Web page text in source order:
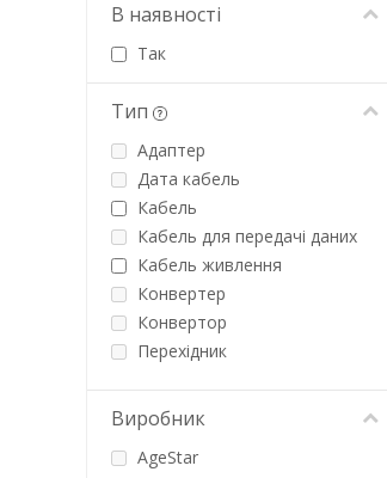
В наявності
Так
Тип
Адаптер
Дата кабель
Кабель
Кабель для передачі даних
Кабель живлення
Конвертер
Конвертор
Перехідник
Виробник
AgeStar